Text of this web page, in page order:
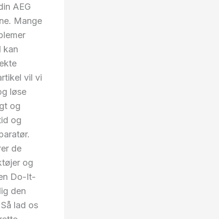
AEG
Mange
kan
vil vi
løse
og
og
de
og
Do-It-
den
lad os